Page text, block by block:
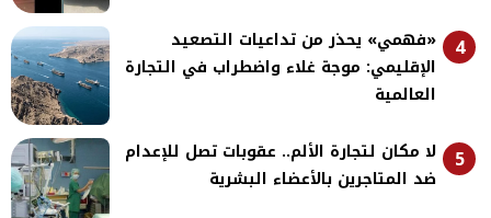
4
«فهمي» يحذر من تداعيات التصعيد
الإقليمي: موجة غلاء واضطراب في التجارة
العالمية
5
لا مكان لتجارة الألم.. عقوبات تصل للإعدام
ضد المتاجرين بالأعضاء البشرية